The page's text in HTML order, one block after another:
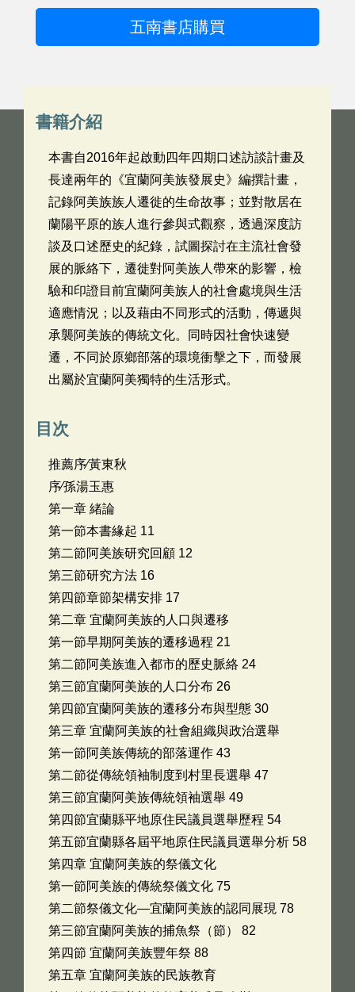
五南書店購買
書籍介紹
本書自2016年起啟動四年四期口述訪談計畫及
長達兩年的《宜蘭阿美族發展史》編撰計畫，
記錄阿美族族人遷徙的生命故事；並對散居在
蘭陽平原的族人進行參與式觀察，透過深度訪
談及口述歷史的紀錄，試圖探討在主流社會發
展的脈絡下，遷徙對阿美族人帶來的影響，檢
驗和印證目前宜蘭阿美族人的社會處境與生活
適應情況；以及藉由不同形式的活動，傳遞與
承襲阿美族的傳統文化。同時因社會快速變
遷，不同於原鄉部落的環境衝擊之下，而發展
出屬於宜蘭阿美獨特的生活形式。
目次
推薦序∕黃東秋
序∕孫湯玉惠
第一章 緒論
第一節本書緣起 11
第二節阿美族研究回顧 12
第三節研究方法 16
第四節章節架構安排 17
第二章 宜蘭阿美族的人口與遷移
第一節早期阿美族的遷移過程 21
第二節阿美族進入都市的歷史脈絡 24
第三節宜蘭阿美族的人口分布 26
第四節宜蘭阿美族的遷移分布與型態 30
第三章 宜蘭阿美族的社會組織與政治選舉
第一節阿美族傳統的部落運作 43
第二節從傳統領袖制度到村里長選舉 47
第三節宜蘭阿美族傳統領袖選舉 49
第四節宜蘭縣平地原住民議員選舉歷程 54
第五節宜蘭縣各屆平地原住民議員選舉分析 58
第四章 宜蘭阿美族的祭儀文化
第一節阿美族的傳統祭儀文化 75
第二節祭儀文化—宜蘭阿美族的認同展現 78
第三節宜蘭阿美族的捕魚祭（節） 82
第四節 宜蘭阿美族豐年祭 88
第五章 宜蘭阿美族的民族教育